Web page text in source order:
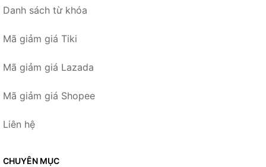
Danh sách từ khóa
Mã giảm giá Tiki
Mã giảm giá Lazada
Mã giảm giá Shopee
Liên hệ
CHUYÊN MỤC